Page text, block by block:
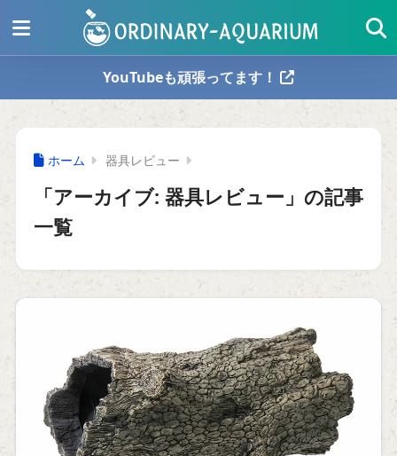
YouTubeも頑張ってます！
ホーム 器具レビュー
「アーカイブ: 器具レビュー 」の記事
一覧